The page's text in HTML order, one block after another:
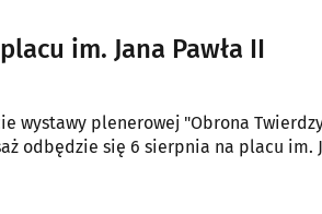
im. Jana Pawła II
wystawy plenerowej "Obrona
odbędzie się 6 sierpnia na placu im.